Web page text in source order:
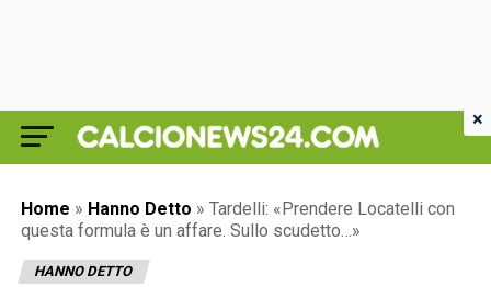
Home » Hanno Detto » Tardelli: «Prendere Locatelli con
questa formula è un affare. Sullo scudetto…»
HANNO DETTO
×